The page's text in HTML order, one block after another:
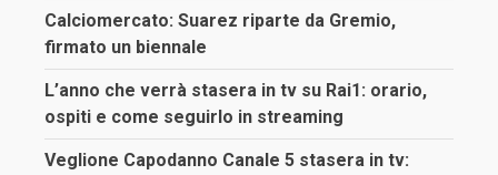
Calciomercato: Suarez riparte da Gremio,
firmato un biennale
L’anno che verrà stasera in tv su Rai1: orario,
ospiti e come seguirlo in streaming
Veglione Capodanno Canale 5 stasera in tv: